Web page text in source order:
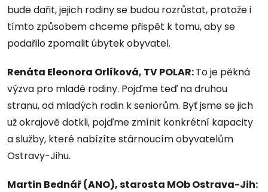
bude dařit, jejich rodiny se budou rozrůstat, protože i
tímto způsobem chceme přispět k tomu, aby se
podařilo zpomalit úbytek obyvatel.
Renáta Eleonora Orlíková, TV POLAR:To je pěkná
výzva pro mladé rodiny. Pojďme teď na druhou
stranu, od mladých rodin k seniorům. Byť jsme se jich
už okrajově dotkli, pojďme zmínit konkrétní kapacity
a služby, které nabízíte stárnoucím obyvatelům
Ostravy-Jihu.
Martin Bednář (ANO), starosta MOb Ostrava-Jih: